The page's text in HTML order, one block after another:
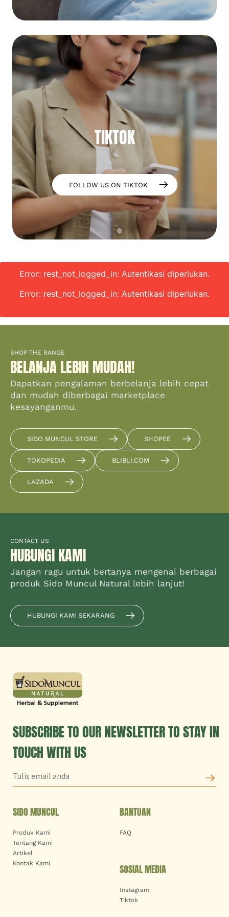
TIKTOK
FOLLOW US ON TIKTOK
Error: rest_not_logged_in: Autentikasi diperlukan.
Error: rest_not_logged_in: Autentikasi diperlukan.
SHOP THE RANGE
BELANJA LEBIH MUDAH!
Dapatkan pengalaman berbelanja lebih cepat
dan mudah diberbagai marketplace
kesayanganmu.
SIDO MUNCUL STORE SHOPEE
TOKOPEDIA BLIBLI.COM
LAZADA
CONTACT US
HUBUNGI KAMI
Jangan ragu untuk bertanya mengenai berbagai
produk Sido Muncul Natural lebih lanjut!
HUBUNGI KAMI SEKARANG
SUBSCRIBE TO OUR NEWSLETTER TO STAY IN
TOUCH WITH US
SIDO MUNCUL
Produk Kami
Tentang Kami
Artikel
Kontak Kami
BANTUAN
FAQ
SOSIAL MEDIA
Instagram
Tiktok